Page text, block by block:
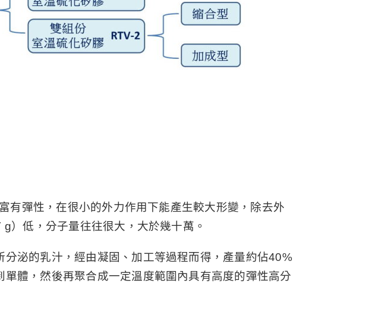
有彈性，在很小的外力作用下能產生較大形變，除去外
）低，分子量往往很大，大於幾十萬。
泌的乳汁，經由凝固、加工等過程而得，產量約佔40%
體，然後再聚合成一定溫度範圍內具有高度的彈性高分